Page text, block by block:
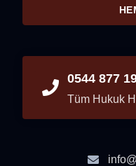
0544 877
Tüm Hukuk